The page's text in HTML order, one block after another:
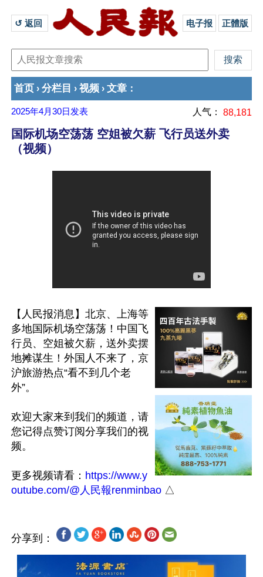
↺ 返回 电子报 正體版
首页 › 分栏目 › 视频 › 文章 ：
2025年4月30日 发表 人气： 88,181
国际机场空荡荡 空姐被欠薪 飞行员送外卖
（视频）
【人民报消息】北京、上海等
多地国际机场空荡荡！中国飞
行员、空姐被欠薪，送外卖摆
地摊谋生！外国人不来了，京
沪旅游热点“看不到几个老
外”。
欢迎大家来到我们的频道，请
您记得点赞订阅分享我们的视
频。
更多视频请看： https://www.y
outube.com/@人民報renminbao
分享到：